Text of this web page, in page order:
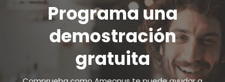
Programa una
demostración
gratuita